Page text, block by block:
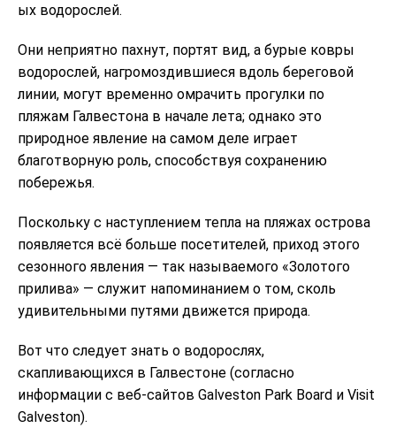
ых водорослей.
Они неприятно пахнут, портят вид, а бурые ковры
водорослей, нагромоздившиеся вдоль береговой
линии, могут временно омрачить прогулки по
пляжам Галвестона в начале лета; однако это
природное явление на самом деле играет
благотворную роль, способствуя сохранению
побережья.
Поскольку с наступлением тепла на пляжах острова
появляется всё больше посетителей, приход этого
сезонного явления — так называемого «Золотого
прилива» — служит напоминанием о том, сколь
удивительными путями движется природа.
Вот что следует знать о водорослях,
скапливающихся в Галвестоне (согласно
информации с веб-сайтов Galveston Park Board и Visit
Galveston).